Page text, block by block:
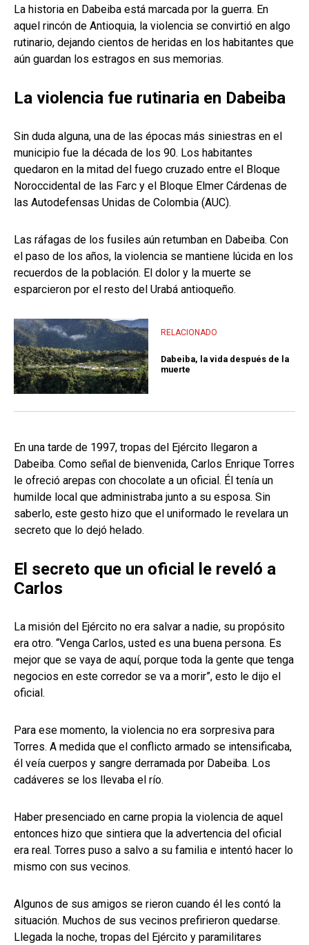
La historia en Dabeiba está marcada por la guerra. En
aquel rincón de Antioquia, la violencia se convirtió en algo
rutinario, dejando cientos de heridas en los habitantes que
aún guardan los estragos en sus memorias.
La violencia fue rutinaria en Dabeiba
Sin duda alguna, una de las épocas más siniestras en el
municipio fue la década de los 90. Los habitantes
quedaron en la mitad del fuego cruzado entre el Bloque
Noroccidental de las Farc y el Bloque Elmer Cárdenas de
las Autodefensas Unidas de Colombia (AUC).
Las ráfagas de los fusiles aún retumban en Dabeiba. Con
el paso de los años, la violencia se mantiene lúcida en los
recuerdos de la población. El dolor y la muerte se
esparcieron por el resto del Urabá antioqueño.
RELACIONADO
Dabeiba, la vida después de la
muerte
En una tarde de 1997, tropas del Ejército llegaron a
Dabeiba. Como señal de bienvenida, Carlos Enrique Torres
le ofreció arepas con chocolate a un oficial. Él tenía un
humilde local que administraba junto a su esposa. Sin
saberlo, este gesto hizo que el uniformado le revelara un
secreto que lo dejó helado.
El secreto que un oficial le reveló a
Carlos
La misión del Ejército no era salvar a nadie, su propósito
era otro. “Venga Carlos, usted es una buena persona. Es
mejor que se vaya de aquí, porque toda la gente que tenga
negocios en este corredor se va a morir”, esto le dijo el
oficial.
Para ese momento, la violencia no era sorpresiva para
Torres. A medida que el conflicto armado se intensificaba,
él veía cuerpos y sangre derramada por Dabeiba. Los
cadáveres se los llevaba el río.
Haber presenciado en carne propia la violencia de aquel
entonces hizo que sintiera que la advertencia del oficial
era real. Torres puso a salvo a su familia e intentó hacer lo
mismo con sus vecinos.
Algunos de sus amigos se rieron cuando él les contó la
situación. Muchos de sus vecinos prefirieron quedarse.
Llegada la noche, tropas del Ejército y paramilitares